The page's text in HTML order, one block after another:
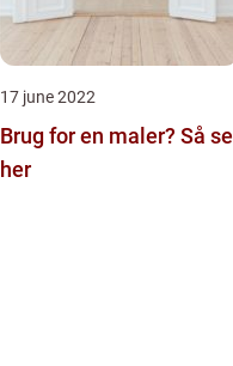
17 june 2022
Brug for en maler? Så se
her